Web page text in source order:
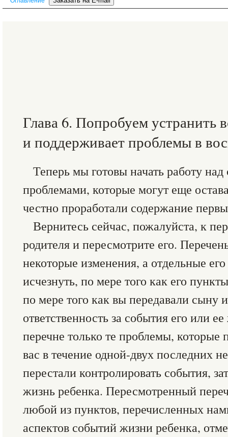
Глава 6. Попробуем устранить
и поддерживает проблемы в
Теперь мы готовы начать работу
проблемами, которые могут еще
честно проработали содержание
Вернитесь сейчас, пожалуйста, к
родителя и пересмотрите его.
некоторые изменения, а отдельные
исчезнуть, по мере того как его
по мере того как вы передавали сыну
ответственность за события его или
перечне только те проблемы, которые
вас в течение одной-двух последних
перестали контролировать события,
жизнь ребенка. Пересмотренный
любой из пунктов, перечисленных
аспектов событий жизни ребенка,